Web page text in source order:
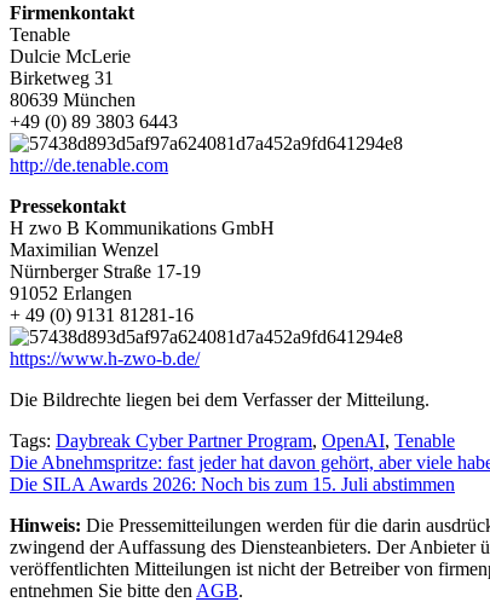
Firmenkontakt
Tenable
Dulcie McLerie
Birketweg 31
80639 München
+49 (0) 89 3803 6443
http://de.tenable.com
Pressekontakt
H zwo B Kommunikations GmbH
Maximilian Wenzel
Nürnberger Straße 17-19
91052 Erlangen
+ 49 (0) 9131 81281-16
https://www.h-zwo-b.de/
Die Bildrechte liegen bei dem Verfasser der Mitteilung.
Tags: Daybreak Cyber Partner Program, OpenAI, Tenable
Beitragsnavigation
Die Abnehmspritze: fast jeder hat davon gehört, aber viele
Die SILA Awards 2026: Noch bis zum 15. Juli abstimmen
Hinweis: Die Pressemitteilungen werden für die darin
zwingend der Auffassung des Diensteanbieters. Der Anbieter
veröffentlichten Mitteilungen ist nicht der Betreiber von
entnehmen Sie bitte den AGB.